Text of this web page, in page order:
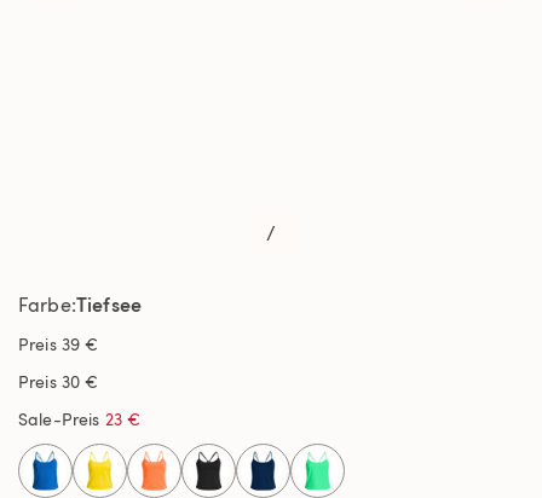
/
FarbeTiefsee
Preis 39 €
Preis 30 €
Sale-Preis 23 €
selected